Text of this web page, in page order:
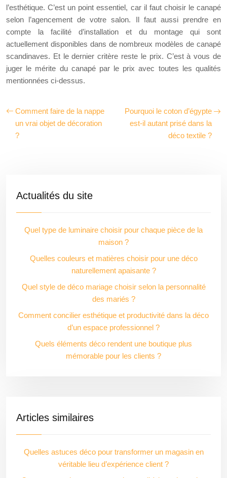
l’esthétique. C’est un point essentiel, car il faut choisir le canapé
selon l’agencement de votre salon. Il faut aussi prendre en
compte la facilité d’installation et du montage qui sont
actuellement disponibles dans de nombreux modèles de canapé
scandinaves. Et le dernier critère reste le prix. C’est à vous de
juger le mérite du canapé par le prix avec toutes les qualités
mentionnées ci-dessus.
Comment faire de la nappe
un vrai objet de décoration
?
Pourquoi le coton d’égypte
est-il autant prisé dans la
déco textile ?
Actualités du site
Quel type de luminaire choisir pour chaque pièce de la
maison ?
Quelles couleurs et matières choisir pour une déco
naturellement apaisante ?
Quel style de déco mariage choisir selon la personnalité
des mariés ?
Comment concilier esthétique et productivité dans la déco
d’un espace professionnel ?
Quels éléments déco rendent une boutique plus
mémorable pour les clients ?
Articles similaires
Quelles astuces déco pour transformer un magasin en
véritable lieu d’expérience client ?